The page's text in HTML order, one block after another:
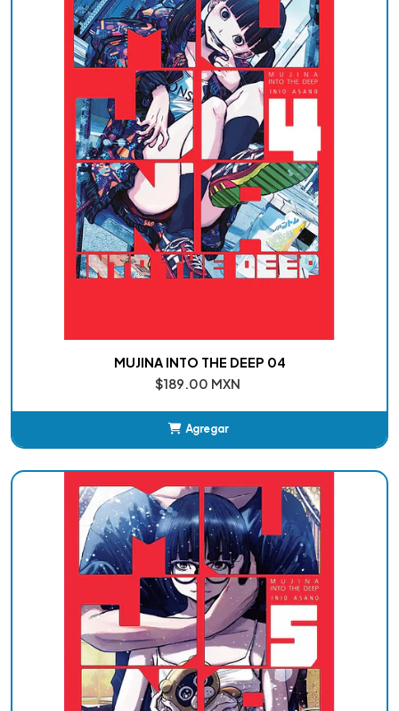
MUJINA INTO THE DEEP 04
$189.00 MXN
Agregar